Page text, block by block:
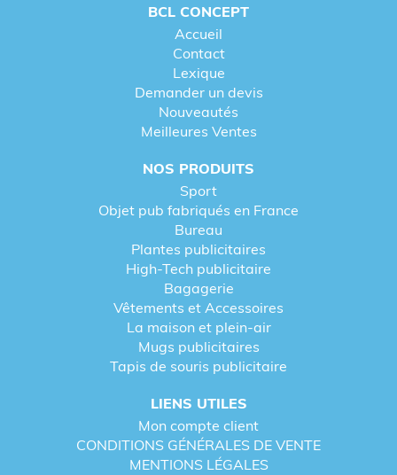
OPTEZ POUR UNE BOUTEILLE D’EAU À
PERSONNALISER
L'expertise BCL Concept : Une
sélection rigoureuse pour
chaque besoin
Pour satisfaire toutes les exigences, BCL Concept
propose une gamme étendue. Que vous cherchiez
petite bouteille d’eau personnalisée
événement sportif ou unegrande bouteille d’eau
personnalisablepour équiper vos collaborateurs,
nous avons la solution technique adaptée.
Tableau détaillé des bouteilles d'eau
personnalisées BCL Concept
Voici une extension détaillée de la gamme de
bouteilles d'eau personnaliséesproposées par
BCL CONCEPT
Accueil
Contact
Lexique
Demander un devis
Nouveautés
Meilleures Ventes
NOS PRODUITS
Sport
Objet pub fabriqués en France
Bureau
Plantes publicitaires
High-Tech publicitaire
Bagagerie
Vêtements et Accessoires
La maison et plein-air
Mugs publicitaires
Tapis de souris publicitaire
LIENS UTILES
Mon compte client
CONDITIONS GÉNÉRALES DE VENTE
MENTIONS LÉGALES